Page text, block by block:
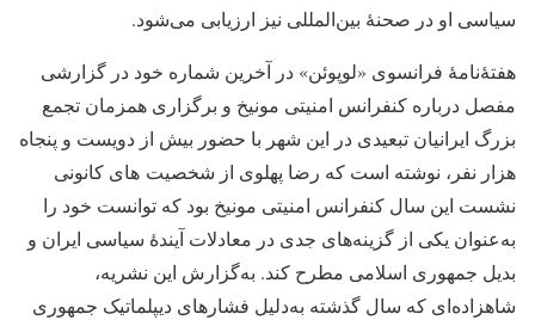
سیاسی او در صحنۀ بین‌المللی نیز ارزیابی می‌شود.
هفتۀنامۀ فرانسوی «لوپوئن» در آخرین شماره خود در گزارشی
مفصل درباره کنفرانس امنیتی مونیخ و برگزاری همزمان تجمع
بزرگ ایرانیان تبعیدی در این شهر با حضور بیش از دویست و پنجاه
هزار نفر، نوشته است که رضا پهلوی از شخصیت های کانونی
نشست این سال کنفرانس امنیتی مونیخ بود که توانست خود را
به‌عنوان یکی از گزینه‌های جدی در معادلات آیندۀ سیاسی ایران و
بدیل جمهوری اسلامی مطرح کند. به‌گزارش این نشریه،
شاهزاده‌ای که سال گذشته به‌دلیل فشارهای دیپلماتیک جمهوری